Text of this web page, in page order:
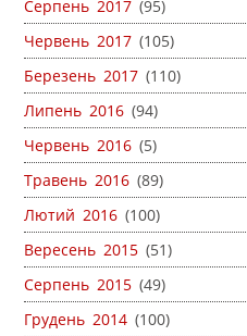
Серпень 2017 (95)
Червень 2017 (105)
Березень 2017 (110)
Липень 2016 (94)
Червень 2016 (5)
Травень 2016 (89)
Лютий 2016 (100)
Вересень 2015 (51)
Серпень 2015 (49)
Грудень 2014 (100)